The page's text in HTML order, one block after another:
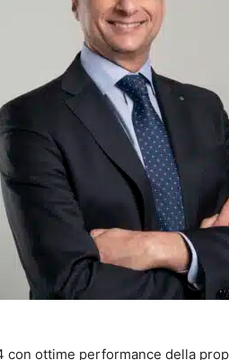
con ottime performance della